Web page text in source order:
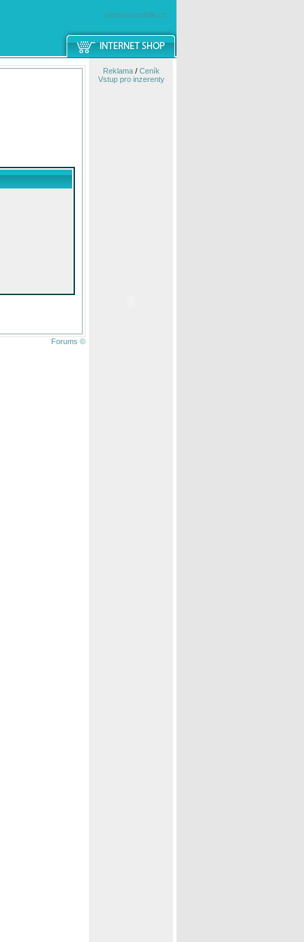
windowsmobile.cz
Forums ©
Reklama/ Ceník
Vstup pro inzerenty